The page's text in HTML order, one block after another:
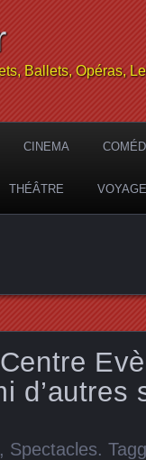
Ballets, Opéras,
CINEMA
THÉÂTRE
d’autres
, Spectacles.